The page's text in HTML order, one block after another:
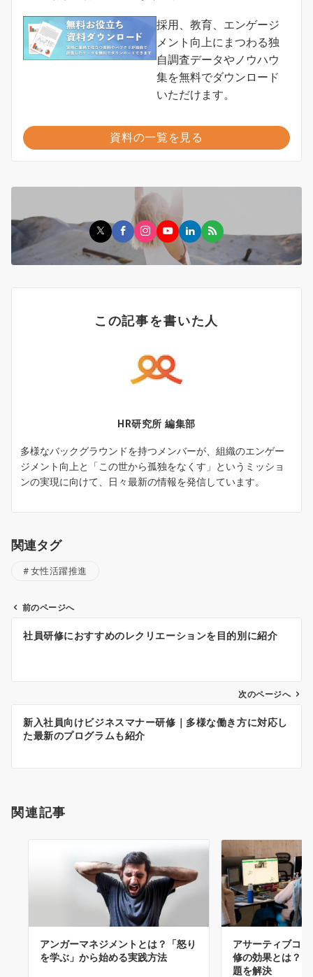
採用、教育、エンゲージ
メント向上にまつわる独
自調査データやノウハウ
集を無料でダウンロード
いただけます。
資料の一覧を見る
この記事を書いた人
HR研究所 編集部
多様なバックグラウンドを持つメンバーが、組織のエンゲー
ジメント向上と「この世から孤独をなくす」というミッショ
ンの実現に向けて、日々最新の情報を発信しています。
関連タグ
女性活躍推進
ン
前のページへ
社員研修におすすめのレクリエーションを目的別に紹介
次のページへ
新入社員向けビジネスマナー研修｜多様な働き方に対応し
た最新のプログラムも紹介
関連記事
アンガーマネジメントとは？「怒り
を学ぶ」から始める実践方法
アサーティブコ
修の効果とは？
題を解決